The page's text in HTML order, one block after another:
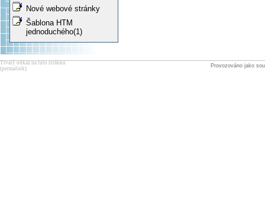
Nové webové stránky
Šablona HTM
jednoduchého(1)
Provozováno jako
Trvalý odkaz na tuto stránku
(permalink)